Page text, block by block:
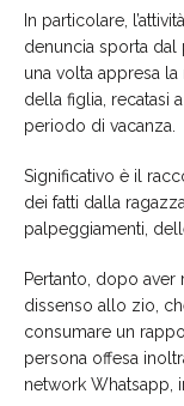
In particolare,
denuncia sporta dal
una volta appresa
della figlia, recatasi
periodo di vacanza
Significativo è il
dei fatti dalla ragazza
palpeggiamenti,
Pertanto, dopo
dissenso allo zio,
consumare un
persona offesa
network Whatsapp